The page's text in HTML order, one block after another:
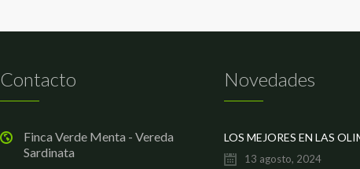
Contacto
Finca Verde Menta - Vereda
Sardinata
Novedades
13 agosto, 2024